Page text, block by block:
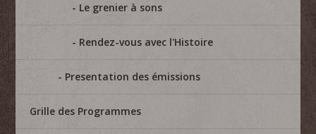
Le grenier à sons
Rendez-vous avec l'Histoire
Presentation des émissions
Grille des Programmes